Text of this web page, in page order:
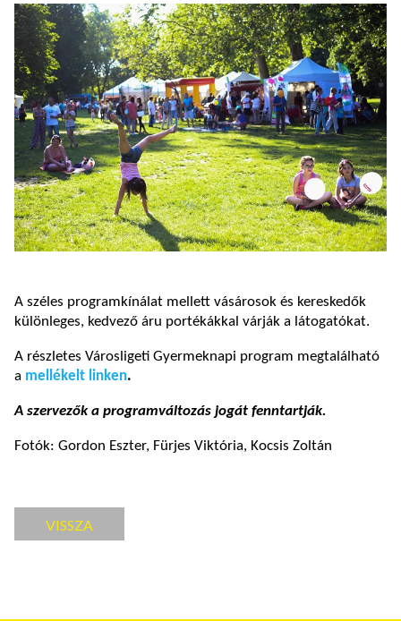
A széles programkínálat mellett vásárosok és kereskedők
különleges, kedvező áru portékákkal várják a látogatókat.
A részletes Városligeti Gyermeknapi program megtalálható
a mellékelt linken.
A szervezők a programváltozás jogát fenntartják.
Fotók: Gordon Eszter, Fürjes Viktória, Kocsis Zoltán
VISSZA